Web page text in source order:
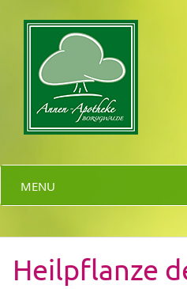
MENU
Heilpflanze